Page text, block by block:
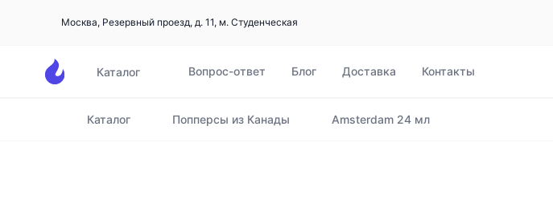
Москва, Резервный проезд, д. 11, м. Студенческая
Каталог Вопрос-ответ Блог Доставка Контакты
Главная
Каталог Попперсы из Канады Amsterdam 24 мл